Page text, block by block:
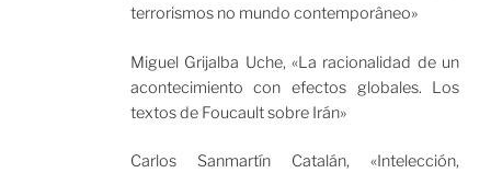
terrorismos no mundo contemporâneo»
Miguel Grijalba Uche, «La racionalidad de un
acontecimiento con efectos globales. Los
textos de Foucault sobre Irán»
Carlos Sanmartín Catalán, «Intelección,